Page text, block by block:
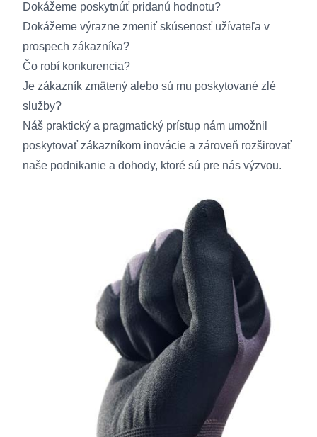
Dokážeme poskytnúť pridanú hodnotu?
Dokážeme výrazne zmeniť skúsenosť užívateľa v
prospech zákazníka?
Čo robí konkurencia?
Je zákazník zmätený alebo sú mu poskytované zlé
služby?
Náš praktický a pragmatický prístup nám umožnil
poskytovať zákazníkom inovácie a zároveň rozširovať
naše podnikanie a dohody, ktoré sú pre nás výzvou.